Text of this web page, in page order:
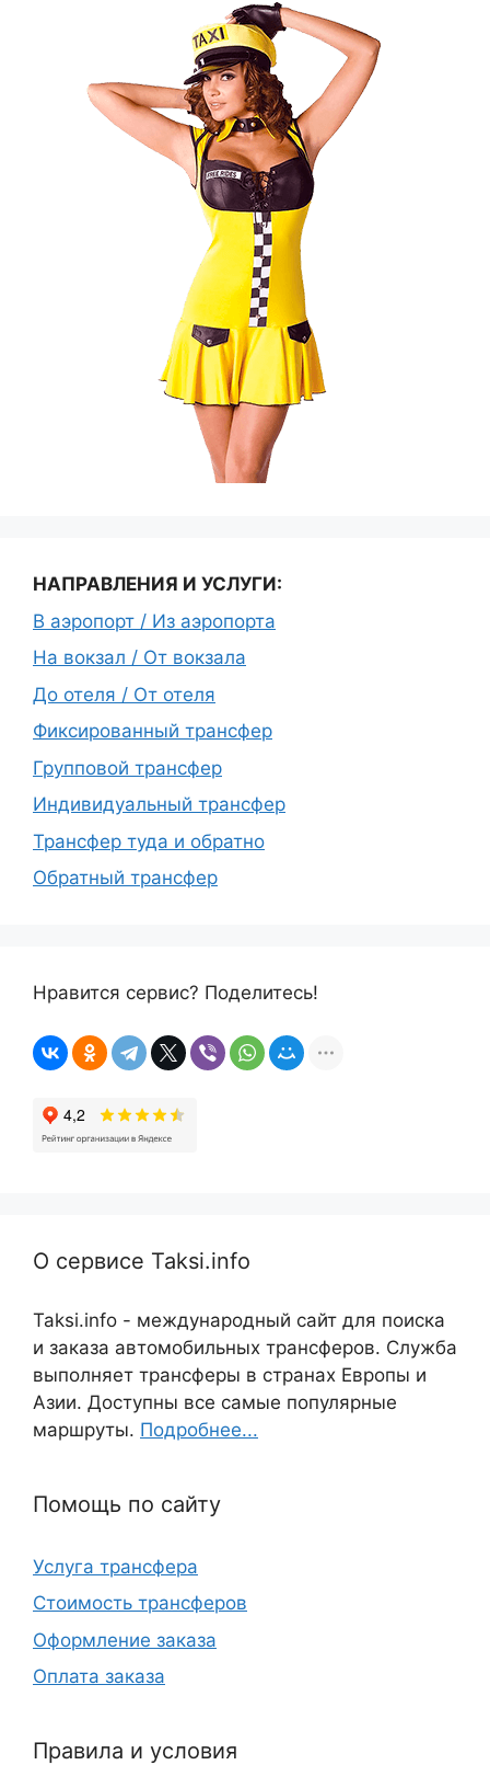
НАПРАВЛЕНИЯ И УСЛУГИ:
В аэропорт / Из аэропорта
На вокзал / От вокзала
До отеля / От отеля
Фиксированный трансфер
Групповой трансфер
Индивидуальный трансфер
Трансфер туда и обратно
Обратный трансфер
Нравится сервис? Поделитесь!
О сервисе Taksi.info
Taksi.info - международный сайт для поиска
и заказа автомобильных трансферов. Служба
выполняет трансферы в странах Европы и
Азии. Доступны все самые популярные
маршруты. Подробнее...
Помощь по сайту
Услуга трансфера
Стоимость трансферов
Оформление заказа
Оплата заказа
Правила и условия